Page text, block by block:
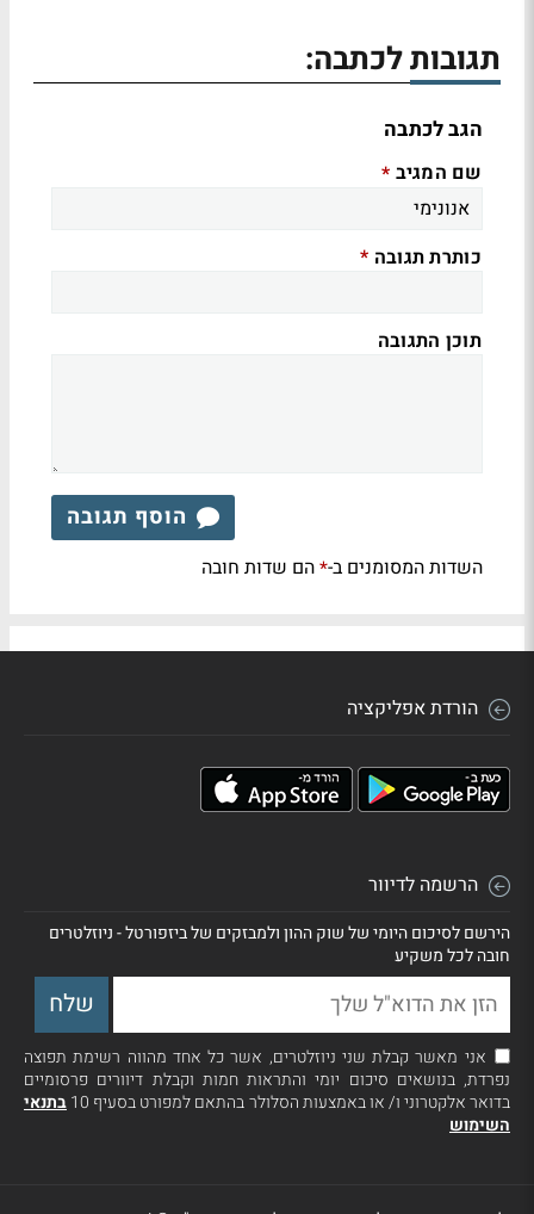
תגובות לכתבה:
הגב לכתבה
שם המגיב *
כותרת תגובה *
תוכן התגובה
הוסף תגובה
השדות המסומנים ב-*הם שדות חובה
הורדת אפליקציה
הרשמה לדיוור
הירשם לסיכום היומי של שוק ההון ולמבזקים של ביזפורטל - ניוזלטרים
חובה לכל משקיע
אני מאשר קבלת שני ניוזלטרים, אשר כל אחד מהווה רשימת תפוצה
נפרדת, בנושאים סיכום יומי והתראות חמות וקבלת דיוורים פרסומיים
בדואר אלקטרוני ו/ או באמצעות הסלולר בהתאם למפורט בסעיף 10
בתנאי
השימוש